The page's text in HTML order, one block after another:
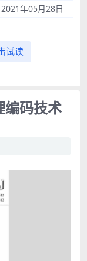
2021年05月28日
试读
编码技术